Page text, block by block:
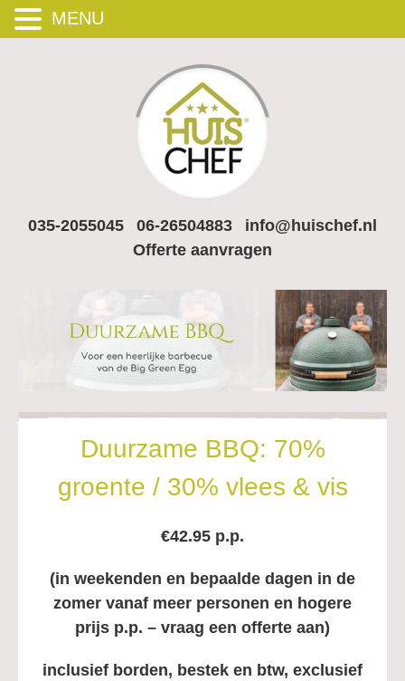
035-2055045 06-26504883
info@huischef.nl
Offerte aanvragen
Duurzame BBQ: 70%
groente / 30% vlees & vis
€42.95 p.p.
(in weekenden en bepaalde dagen in de
zomer vanaf meer personen en hogere
prijs p.p. – vraag een offerte aan)
inclusief borden, bestek en btw, exclusief
MENU